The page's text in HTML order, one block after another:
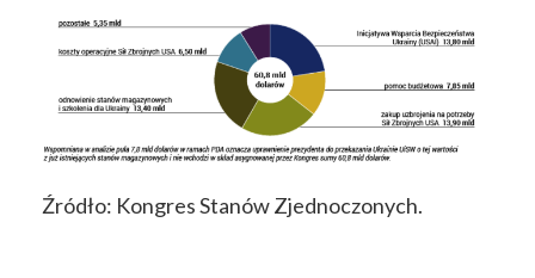
Źródło: Kongres Stanów Zjednoczonych.